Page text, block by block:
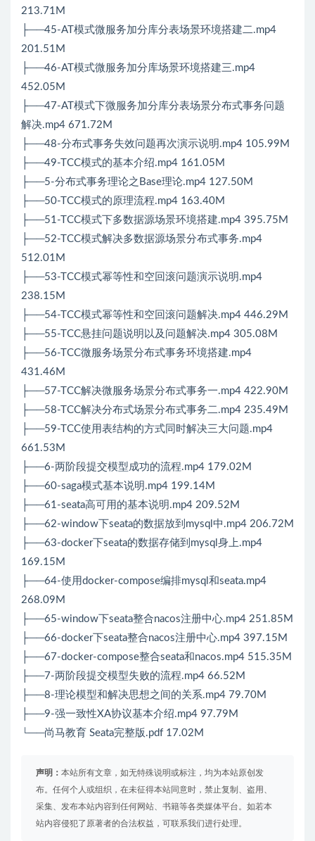
213.71M
├──45-AT模式微服务加分库分表场景环境搭建二.mp4
201.51M
├──46-AT模式微服务加分库场景环境搭建三.mp4
452.05M
├──47-AT模式下微服务加分库分表场景分布式事务问题
解决.mp4 671.72M
├──48-分布式事务失效问题再次演示说明.mp4 105.99M
├──49-TCC模式的基本介绍.mp4 161.05M
├──5-分布式事务理论之Base理论.mp4 127.50M
├──50-TCC模式的原理流程.mp4 163.40M
├──51-TCC模式下多数据源场景环境搭建.mp4 395.75M
├──52-TCC模式解决多数据源场景分布式事务.mp4
512.01M
├──53-TCC模式幂等性和空回滚问题演示说明.mp4
238.15M
├──54-TCC模式幂等性和空回滚问题解决.mp4 446.29M
├──55-TCC悬挂问题说明以及问题解决.mp4 305.08M
├──56-TCC微服务场景分布式事务环境搭建.mp4
431.46M
├──57-TCC解决微服务场景分布式事务一.mp4 422.90M
├──58-TCC解决分布式场景分布式事务二.mp4 235.49M
├──59-TCC使用表结构的方式同时解决三大问题.mp4
661.53M
├──6-两阶段提交模型成功的流程.mp4 179.02M
├──60-saga模式基本说明.mp4 199.14M
├──61-seata高可用的基本说明.mp4 209.52M
├──62-window下seata的数据放到mysql中.mp4 206.72M
├──63-docker下seata的数据存储到mysql身上.mp4
169.15M
├──64-使用docker-compose编排mysql和seata.mp4
268.09M
├──65-window下seata整合nacos注册中心.mp4 251.85M
├──66-docker下seata整合nacos注册中心.mp4 397.15M
├──67-docker-compose整合seata和nacos.mp4 515.35M
├──7-两阶段提交模型失败的流程.mp4 66.52M
├──8-理论模型和解决思想之间的关系.mp4 79.70M
├──9-强一致性XA协议基本介绍.mp4 97.79M
└──尚马教育 Seata完整版.pdf 17.02M
声明： 本站所有文章，如无特殊说明或标注，均为本站原创发
布。任何个人或组织，在未征得本站同意时，禁止复制、盗用、
采集、发布本站内容到任何网站、书籍等各类媒体平台。如若本
站内容侵犯了原著者的合法权益，可联系我们进行处理。